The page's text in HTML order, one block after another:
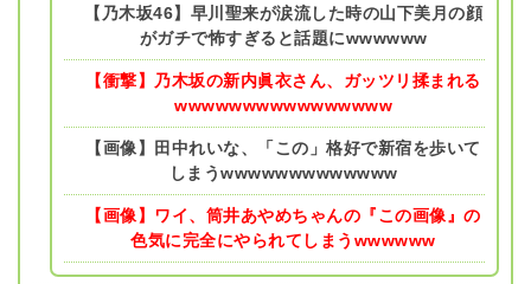
【乃木坂46】早川聖来が涙流した時の山下美月の顔
がガチで怖すぎると話題にwwwwww
【衝撃】乃木坂の新内眞衣さん、ガッツリ揉まれる
wwwwwwwwwwwwwwww
【画像】田中れいな、「この」格好で新宿を歩いて
しまうwwwwwwwwwwwww
【画像】ワイ、筒井あやめちゃんの『この画像』の
色気に完全にやられてしまうwwwwww